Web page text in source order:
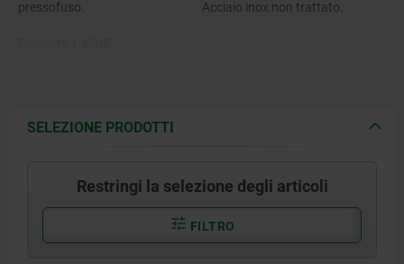
pressofuso.
Acciaio inox non trattato.
SELEZIONE PRODOTTI
Restringi la selezione degli articoli
FILTRO